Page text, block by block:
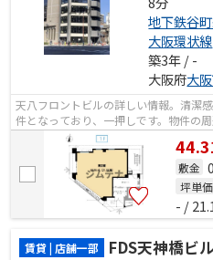
地下鉄谷
大阪環状線
築3年 / -
大阪府大
天八フロントビルの詳しい情報。清潔
件となっており、一押しです。物件の
す。アクセスの良い徒歩8分の物件です
敷金
坪単価
- /
賃貸 | 店舗一部 FDS天神橋ビ